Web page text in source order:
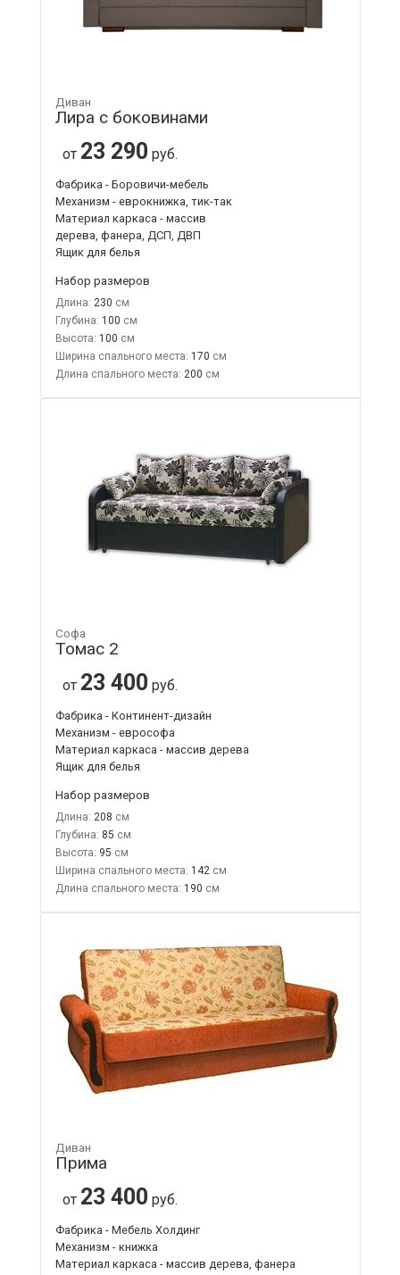
Диван
Лира с боковинами
от 23 290 руб.
Фабрика - Боровичи-мебель
Механизм - еврокнижка, тик-так
Материал каркаса - массив
дерева, фанера, ДСП, ДВП
Ящик для белья
Набор размеров
Длина: 230
Глубина: 100
Высота: 100
Ширина спального места: 170
Длина спального места: 200
Софа
Томас 2
от 23 400 руб.
Фабрика - Континент-дизайн
Механизм - еврософа
Материал каркаса - массив дерева
Ящик для белья
Набор размеров
Длина: 208
Глубина: 85
Высота: 95
Ширина спального места: 142
Длина спального места: 190
Диван
Прима
от 23 400 руб.
Фабрика - Мебель Холдинг
Механизм - книжка
Материал каркаса - массив дерева, фанера